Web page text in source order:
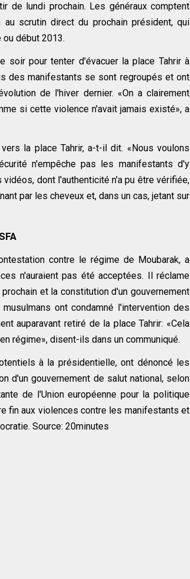
de lundi prochain. Les généraux comptent
scrutin direct du prochain président, qui
ou début 2013.
soir pour tenter d'évacuer la place Tahrir à
des manifestants se sont regroupés et ont
de l'hiver dernier. «On a clairement
si cette violence n'avait jamais existé», a
la place Tahrir, a-t-il dit. «Nous voulons
n'empêche pas les manifestants d'y
dont l'authenticité n'a pu être vérifiée,
par les cheveux et, dans un cas, jetant sur
contre le régime de Moubarak, a
n'auraient pas été acceptées. Il réclame
et la constitution d'un gouvernement
ont condamné l'intervention des
auparavant retiré de la place Tahrir: «Cela
régime», disent-ils dans un communiqué.
à la présidentielle, ont dénoncé les
d'un gouvernement de salut national, selon
de l'Union européenne pour la politique
fin aux violences contre les manifestants et
Source: 20minutes